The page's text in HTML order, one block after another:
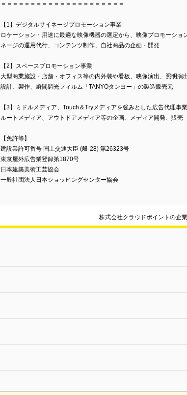
＝＝＝＝＝＝＝＝＝＝＝＝＝＝＝＝＝＝＝＝＝
【1】デジタルサイネージプロモーション事業
ロケーション・用途に最適な映像機器の選定から、映像プロモーショ
ネージの運用代行、コンテンツ制作、自社商品の企画・開発
【2】スペースプロモーション事業
大型商業施設・店舗・オフィス等の内外装や看板、映像演出、照明演
設計、製作、瞬間調光フィルム「TANYOタンヨー」の製造販売元
【3】ミドルメディア、Touch＆Tryメディアを強みとした広告代理事業
ルートメディア、アウトドアメディア等の企画、メディア開発、販売
【免許等】
建設業許可番号 国土交通大臣 (般-28) 第26323号
東京屋外広告業登録第1870号
日本建築美術工芸協会
一般社団法人日本ショッピングセンター協会
株式会社クラウドポイントの企